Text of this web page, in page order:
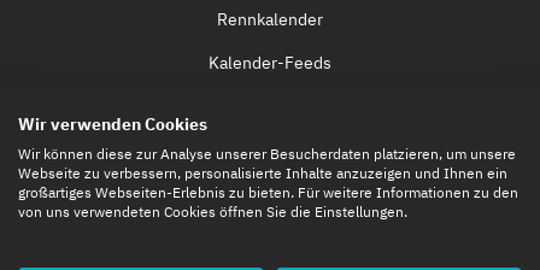
Rennkalender
Kalender-Feeds
Eintrittskarten
Wir verwenden Cookies
Wir können diese zur Analyse unserer Besucherdaten platzieren, um unsere
Webseite zu verbessern, personalisierte Inhalte anzuzeigen und Ihnen ein
großartiges Webseiten-Erlebnis zu bieten. Für weitere Informationen zu den
von uns verwendeten Cookies öffnen Sie die Einstellungen.